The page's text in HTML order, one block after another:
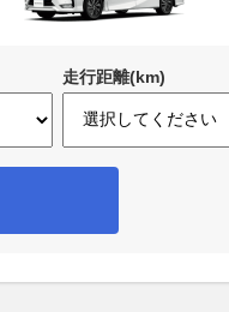
走行距離(km)